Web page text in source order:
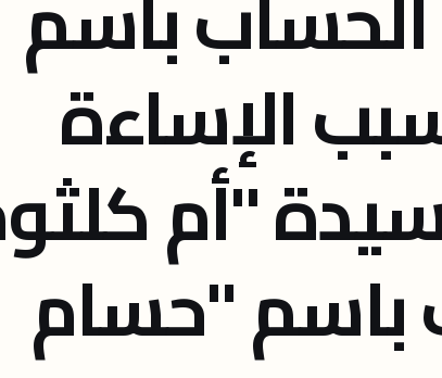
الإساءة
"أم
باسم "حسام